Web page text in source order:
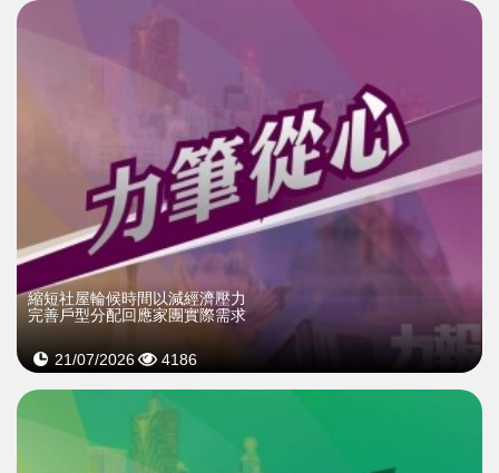
縮短社屋輪候時間以減經濟壓力
完善戶型分配回應家團實際需求
21/07/2026 4186